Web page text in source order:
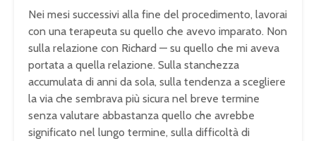
Nei mesi successivi alla fine del procedimento, lavorai
con una terapeuta su quello che avevo imparato. Non
sulla relazione con Richard — su quello che mi aveva
portata a quella relazione. Sulla stanchezza
accumulata di anni da sola, sulla tendenza a scegliere
la via che sembrava più sicura nel breve termine
senza valutare abbastanza quello che avrebbe
significato nel lungo termine, sulla difficoltà di